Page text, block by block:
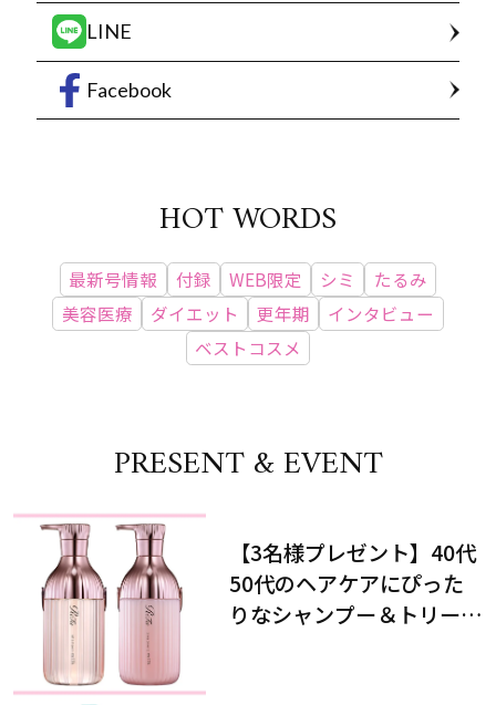
LINE
Facebook
HOT WORDS
最新号情報 付録 WEB限定 シミ
たるみ
美容医療
ダイエット 更年期
インタビュー
ベストコスメ
PRESENT & EVENT
【3名様プレゼント】40代
50代のヘアケアにぴった
りなシャンプー＆トリート